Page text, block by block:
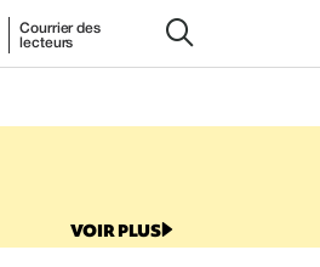
Courrier des
lecteurs
VOIR PLUS